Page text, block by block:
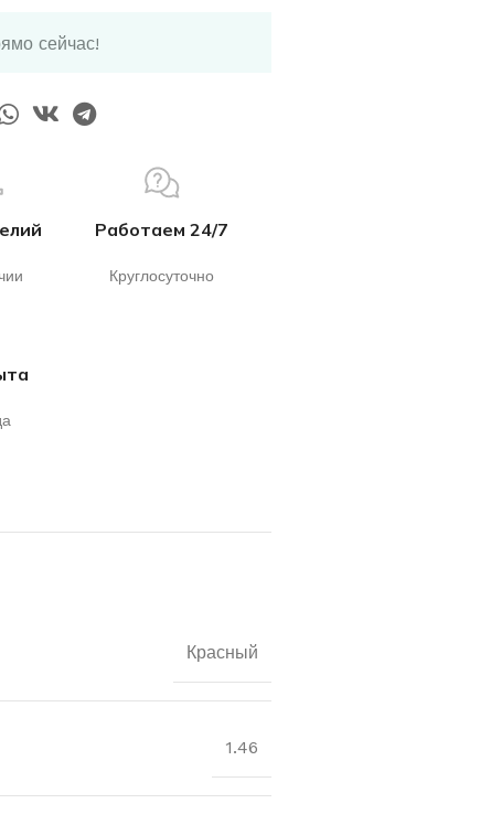
сейчас!
Работаем 24/7
Круглосуточно
Красный
1.46